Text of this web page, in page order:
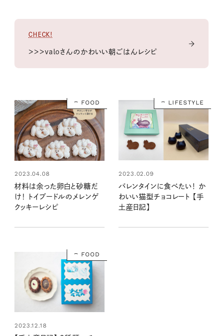
CHECK!
＞＞＞valoさんのかわいい朝ごはんレシピ
FOOD
2023.04.08
材料は余った卵白と砂糖だ
け！ トイプードルのメレンゲ
クッキーレシピ
LIFESTYLE
2023.02.09
バレンタインに食べたい！ か
わいい猫型チョコレート 【手
土産日記】
FOOD
2023.12.18